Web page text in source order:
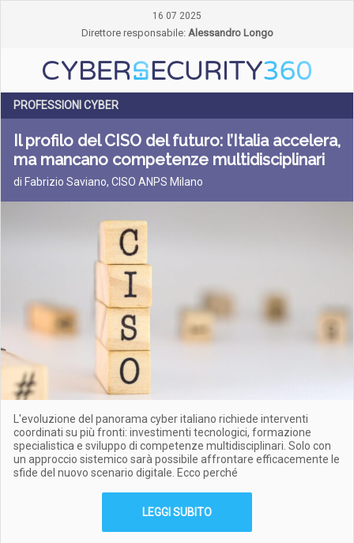
16 07 2025
Direttore responsabile: Alessandro Longo
PROFESSIONI CYBER
Il profilo del CISO del futuro: l’Italia accelera,
ma mancano competenze multidisciplinari
di Fabrizio Saviano, CISO ANPS Milano
L'evoluzione del panorama cyber italiano richiede interventi
coordinati su più fronti: investimenti tecnologici, formazione
specialistica e sviluppo di competenze multidisciplinari. Solo con
un approccio sistemico sarà possibile affrontare efficacemente le
sfide del nuovo scenario digitale. Ecco perché
LEGGI SUBITO